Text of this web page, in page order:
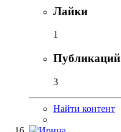
Лайки
1
Публикаций
3
Найти контент